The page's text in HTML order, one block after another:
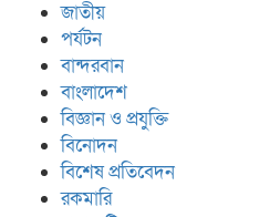
জাতীয়
পর্যটন
বান্দরবান
বাংলাদেশ
বিজ্ঞান ও প্রযুক্তি
বিনোদন
বিশেষ প্রতিবেদন
রকমারি